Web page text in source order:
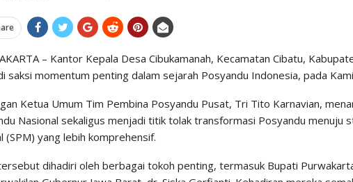
– Kantor Kepala Desa Cibukamanah, Kecamatan Cibatu,
saksi momentum penting dalam sejarah Posyandu Indonesia, pada
Ketua Umum Tim Pembina Posyandu Pusat, Tri Tito Karnavian,
Nasional sekaligus menjadi titik tolak transformasi Posyandu menuju
(SPM) yang lebih komprehensif.
dihadiri oleh berbagai tokoh penting, termasuk Bupati